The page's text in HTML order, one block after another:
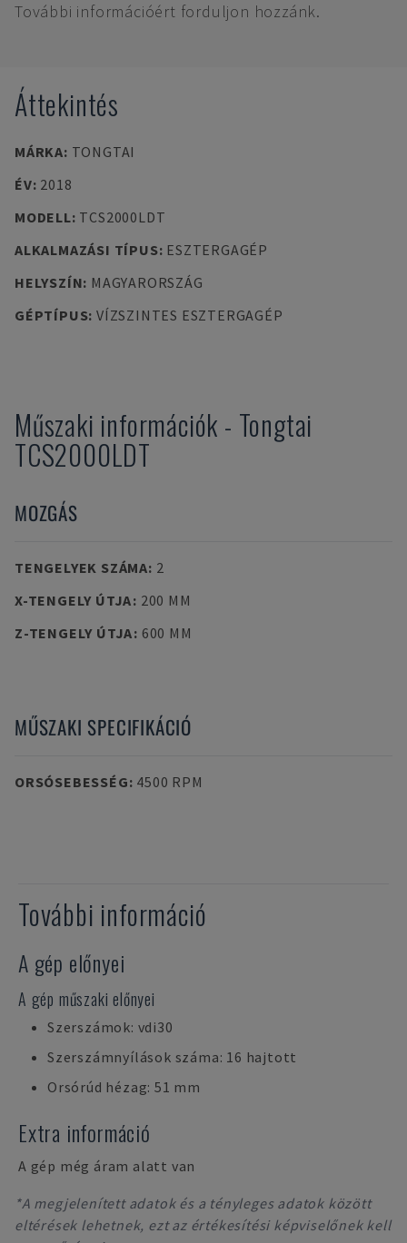
További információért forduljon hozzánk.
Áttekintés
MÁRKA: TONGTAI
ÉV: 2018
MODELL: TCS2000LDT
ALKALMAZÁSI TÍPUS: ESZTERGAGÉP
HELYSZÍN: MAGYARORSZÁG
GÉPTÍPUS: VÍZSZINTES ESZTERGAGÉP
Műszaki információk - Tongtai
TCS2000LDT
MOZGÁS
TENGELYEK SZÁMA: 2
X-TENGELY ÚTJA: 200 MM
Z-TENGELY ÚTJA: 600 MM
MŰSZAKI SPECIFIKÁCIÓ
ORSÓSEBESSÉG: 4500 RPM
További információ
A gép előnyei
A gép műszaki előnyei
Szerszámok: vdi30
Szerszámnyílások száma: 16 hajtott
Orsórúd hézag: 51 mm
Extra információ
A gép még áram alatt van
*A megjelenített adatok és a tényleges adatok között
eltérések lehetnek, ezt az értékesítési képviselőnek kell